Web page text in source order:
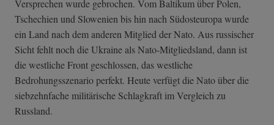
Versprechen wurde gebrochen. Vom Baltikum über Polen,
Tschechien und Slowenien bis hin nach Südosteuropa wurde
ein Land nach dem anderen Mitglied der Nato. Aus russischer
Sicht fehlt noch die Ukraine als Nato-Mitgliedsland, dann ist
die westliche Front geschlossen, das westliche
Bedrohungsszenario perfekt. Heute verfügt die Nato über die
siebzehnfache militärische Schlagkraft im Vergleich zu
Russland.